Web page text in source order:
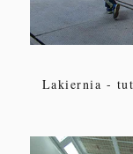
Lakiernia -